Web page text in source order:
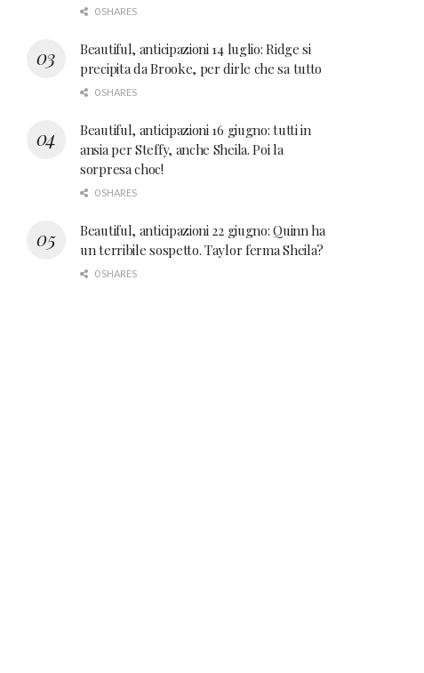
0 SHARES
Beautiful, anticipazioni 14 luglio: Ridge si
precipita da Brooke, per dirle che sa tutto
0 SHARES
Beautiful, anticipazioni 16 giugno: tutti in
ansia per Steffy, anche Sheila. Poi la
sorpresa choc!
0 SHARES
Beautiful, anticipazioni 22 giugno: Quinn ha
un terribile sospetto. Taylor ferma Sheila?
0 SHARES